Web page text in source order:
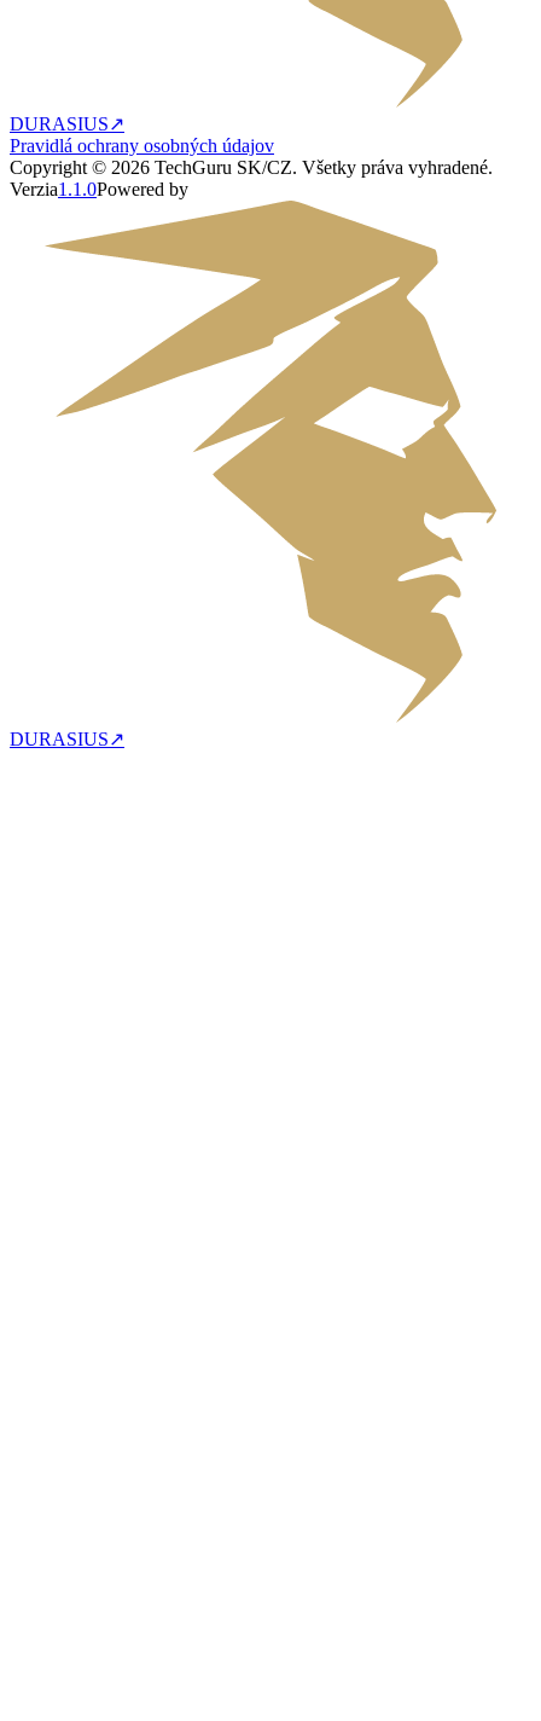
DURASIUS↗
Pravidlá ochrany osobných údajov
Copyright © 2026 TechGuru SK/CZ. Všetky práva vyhradené.
Verzia1.1.0Powered by
DURASIUS↗